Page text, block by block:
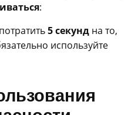
:
5 секунд на то,
используйте